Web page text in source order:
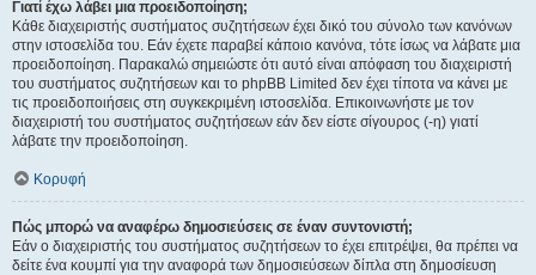
Γιατί έχω λάβει μια προειδοποίηση;
Κάθε διαχειριστής συστήματος συζητήσεων έχει δικό του σύνολο των κανόνων
στην ιστοσελίδα του. Εάν έχετε παραβεί κάποιο κανόνα, τότε ίσως να λάβατε μια
προειδοποίηση. Παρακαλώ σημειώστε ότι αυτό είναι απόφαση του διαχειριστή
του συστήματος συζητήσεων και το phpBB Limited δεν έχει τίποτα να κάνει με
τις προειδοποιήσεις στη συγκεκριμένη ιστοσελίδα. Επικοινωνήστε με τον
διαχειριστή του συστήματος συζητήσεων εάν δεν είστε σίγουρος (-η) γιατί
λάβατε την προειδοποίηση.
Κορυφή
Πώς μπορώ να αναφέρω δημοσιεύσεις σε έναν συντονιστή;
Εάν ο διαχειριστής του συστήματος συζητήσεων το έχει επιτρέψει, θα πρέπει να
δείτε ένα κουμπί για την αναφορά των δημοσιεύσεων δίπλα στη δημοσίευση